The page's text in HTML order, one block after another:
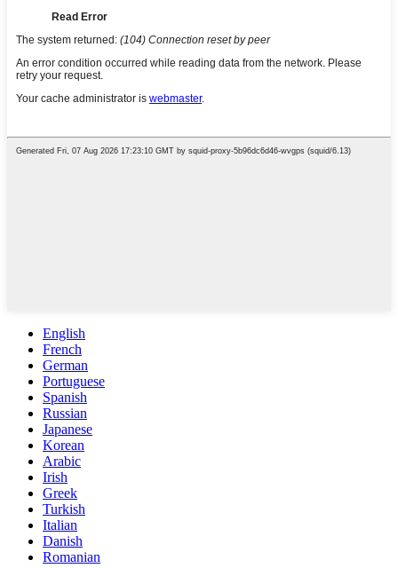
English
French
German
Portuguese
Spanish
Russian
Japanese
Korean
Arabic
Irish
Greek
Turkish
Italian
Danish
Romanian